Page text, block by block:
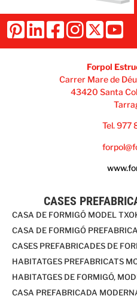
Forpol
Carrer Mare de
43420 Santa
Tel. 977
CASES
CASA DE FORMIGÓ MODEL
CASA DE FORMIGÓ
CASES PREFABRICADES DE
HABITATGES PREFABRICATS
HABITATGES DE FORMIGÓ,
CASA PREFABRICADA